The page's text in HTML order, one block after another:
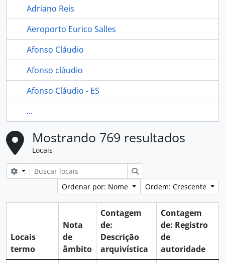
Adriano Reis
Aeroporto Eurico Salles
Afonso Cláudio
Afonso cláudio
Afonso Cláudio - ES
...
Mostrando 769 resultados
Locais
Opções de busca
Buscar
Ordenar por: Nome
Ordem: Crescente
Locais
termo
Nota
de
âmbito
Contagem
de:
Descrição
arquivística
Contagem
de: Registro
de
autoridade